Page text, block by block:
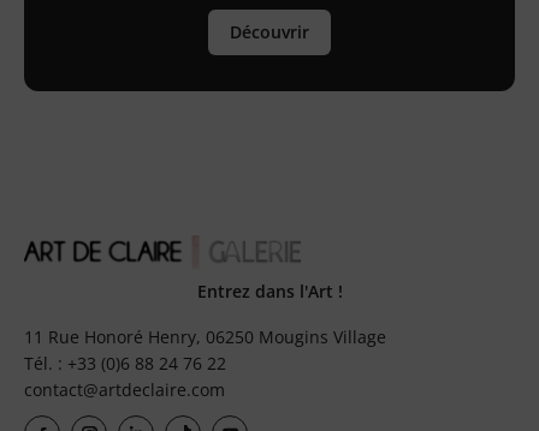
Découvrir
Entrez dans l'Art !
11 Rue Honoré Henry, 06250 Mougins Village
Tél. : +33 (0)6 88 24 76 22
contact@artdeclaire.com